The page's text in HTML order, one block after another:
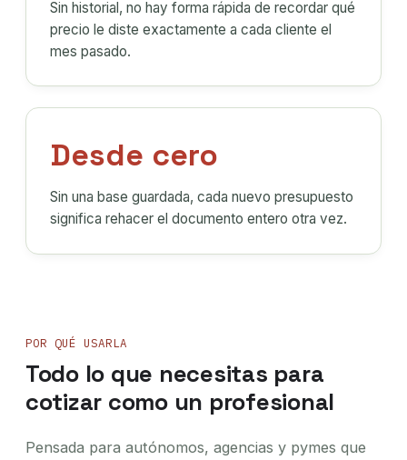
Sin historial, no hay forma rápida de recordar qué
precio le diste exactamente a cada cliente el
mes pasado.
Desde cero
Sin una base guardada, cada nuevo presupuesto
significa rehacer el documento entero otra vez.
POR QUÉ USARLA
Todo lo que necesitas para
cotizar como un profesional
Pensada para autónomos, agencias y pymes que